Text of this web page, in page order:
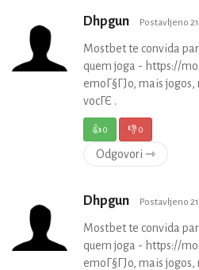
Dhpgun Postavljeno
Mostbet te convida
quem joga - https://
emoГ§ГЈo, mais
vocГЄ .
👍0 👎0
Odgovori ⇾
Dhpgun Postavljeno
Mostbet te convida
quem joga - https://
emoГ§ГЈo, mais